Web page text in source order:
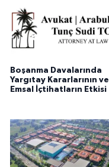
Boşanma Davalarında
Yargıtay Kararlarının ve
Emsal İçtihatların Etkisi